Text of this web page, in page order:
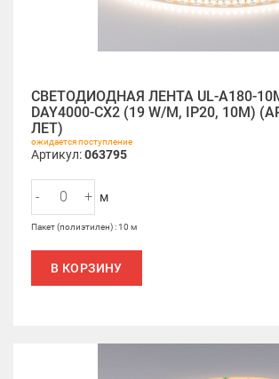
СВЕТОДИОДНАЯ ЛЕНТА UL-A180-
DAY4000-CX2 (19 W/M, IP20, 10M)
ЛЕТ)
ожидается поступление
Артикул:063795
- + м
Пакет (полиэтилен) : 10 м
В КОРЗИНУ